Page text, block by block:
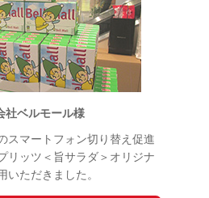
社ベルモール様
スマートフォン切り替え促進
リッツ＜旨サラダ＞オリジナ
いただきました。